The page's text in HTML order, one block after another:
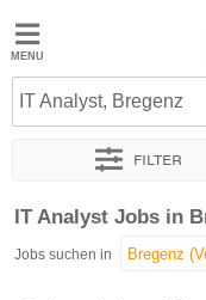
Jobted
Jobs
IT Analyst, Bregenz
Filter
Sortieren nach
IT Analyst Jobs in
Jobs suchen in